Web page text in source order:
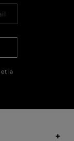
et la